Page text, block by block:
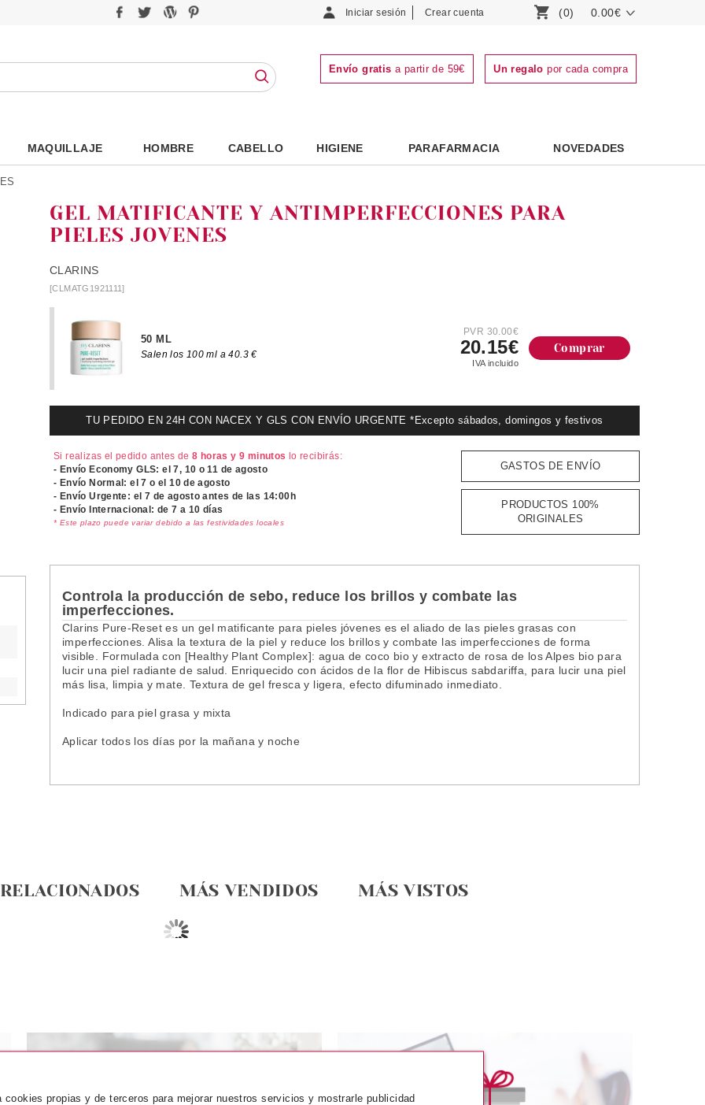
Iniciar sesión Crear cuenta (0) 0.00€
Envío gratis a partir de 59€ Un regalo por cada compra
MAQUILLAJE HOMBRE CABELLO HIGIENE PARAFARMACIA NOVEDADES
GEL MATIFICANTE Y ANTIMPERFECCIONES PARA
PIELES JOVENES
CLARINS
[CLMATG1921111]
50 ML
Salen los 100 ml a 40.3 €
PVR 30.00€
20.15€
IVA incluido
Comprar
TU PEDIDO EN 24H CON NACEX Y GLS CON ENVÍO URGENTE *Excepto sábados, domingos y festivos
Si realizas el pedido antes de8 horas y 9 minutos lo recibirás:
- Envío Economy GLS: el7, 10 o 11 de agosto
- Envío Normal: el7 o el 10 de agosto
- Envío Urgente: el 7 de agosto antes de las 14:00h
- Envío Internacional: de 7 a 10 días
* Este plazo puede variar debido a las festividades locales
GASTOS DE ENVÍO
PRODUCTOS 100%
ORIGINALES
Controla la producción de sebo, reduce los brillos y combate las
imperfecciones.
Clarins Pure-Reset es un gel matificante para pieles jóvenes es el aliado de las pieles grasas con
imperfecciones. Alisa la textura de la piel y reduce los brillos y combate las imperfecciones de forma
visible. Formulada con [Healthy Plant Complex]: agua de coco bio y extracto de rosa de los Alpes bio para
lucir una piel radiante de salud. Enriquecido con ácidos de la flor de Hibiscus sabdariffa, para lucir una piel
más lisa, limpia y mate. Textura de gel fresca y ligera, efecto difuminado inmediato.
Indicado para piel grasa y mixta
Aplicar todos los días por la mañana y noche
MÁS VENDIDOS MÁS VISTOS
propias y de terceros para mejorar nuestros servicios y mostrarle publicidad